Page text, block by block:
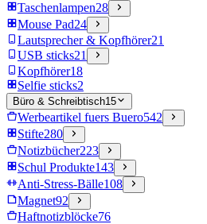
Taschenlampen28
Mouse Pad24
Lautsprecher & Kopfhörer21
USB sticks21
Kopfhörer18
Selfie sticks2
Büro & Schreibtisch15
Werbeartikel fuers Buero542
Stifte280
Notizbücher223
Schul Produkte143
Anti-Stress-Bälle108
Magnet92
Haftnotizblöcke76